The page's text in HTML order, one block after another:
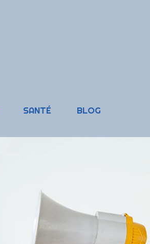
SANTÉ BLOG